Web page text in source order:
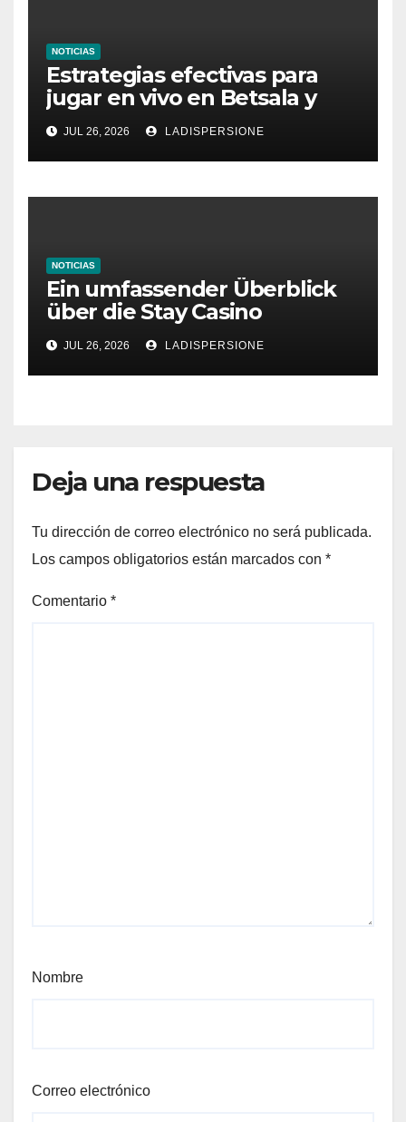
NOTICIAS
Estrategias efectivas para
jugar en vivo en Betsala y
aumentar tus ganancias
JUL 26, 2026 LADISPERSIONE
NOTICIAS
Ein umfassender Überblick
über die Stay Casino
Bonusbedingungen
JUL 26, 2026 LADISPERSIONE
Deja una respuesta
Tu dirección de correo electrónico no será publicada.
Los campos obligatorios están marcados con *
Comentario *
Nombre
Correo electrónico